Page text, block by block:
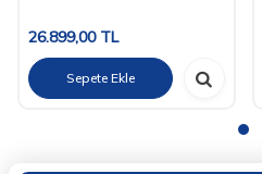
26.899,00TL
Sepete Ekle